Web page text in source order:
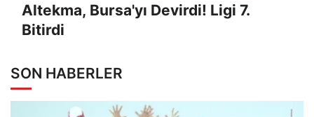
Altekma, Bursa'yı Devirdi! Ligi 7.
Bitirdi
SON HABERLER